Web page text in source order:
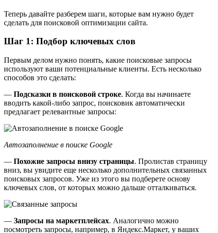
Теперь давайте разберем шаги, которые вам нужно будет
сделать для поисковой оптимизации сайта.
Шаг 1: Подбор ключевых слов
Первым делом нужно понять, какие поисковые запросы
используют ваши потенциальные клиенты. Есть несколько
способов это сделать:
— Подсказки в поисковой строке. Когда вы начинаете
вводить какой-либо запрос, поисковик автоматически
предлагает релевантные запросы:
Автозаполнение в поиске Google
— Похожие запросы внизу страницы. Пролистав страницу
вниз, вы увидите еще несколько дополнительных связанных
поисковых запросов. Уже из этого вы подберете основу
ключевых слов, от которых можно дальше отталкиваться.
— Запросы на маркетплейсах. Аналогично можно
посмотреть запросы, например, в Яндекс.Маркет, у ваших